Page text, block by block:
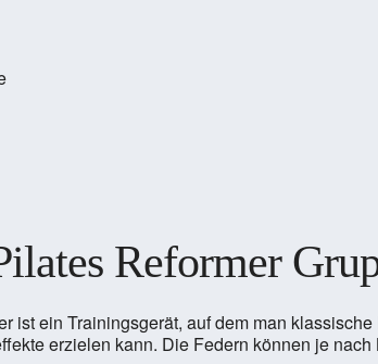
Reformer
ist ein Trainingsgerät, auf dem man
erzielen kann. Die Federn können je